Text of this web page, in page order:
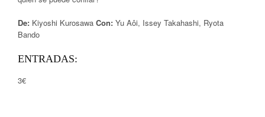
De: Kiyoshi Kurosawa Con: Yu Aôi, Issey Takahashi, Ryota
Bando
ENTRADAS:
3€